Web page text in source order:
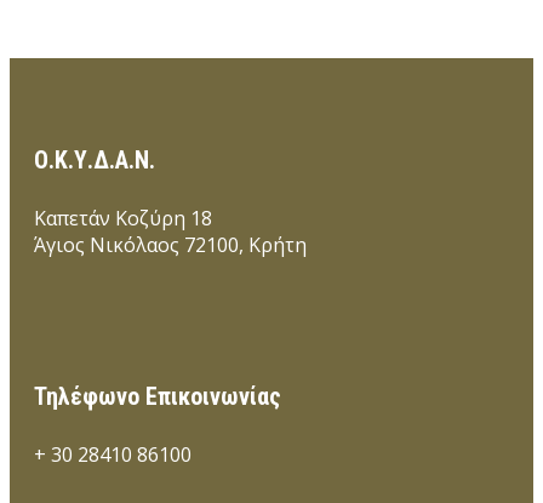
Ο.Κ.Υ.Δ.Α.Ν.
Καπετάν Κοζύρη 18
Άγιος Νικόλαος 72100, Κρήτη
Τηλέφωνο Επικοινωνίας
+ 30 28410 86100